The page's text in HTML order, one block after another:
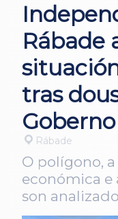
Rábade
tras
Rábade
O polígono,
económica e
son